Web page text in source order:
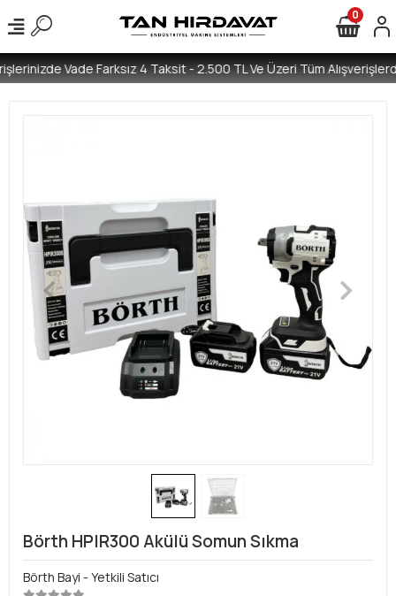
Vade Farksız 4 Taksit - 2.500 TL Ve Üzeri Tüm
0
Börth HPIR300 Akülü Somun Sıkma
Börth Bayi - Yetkili Satıcı